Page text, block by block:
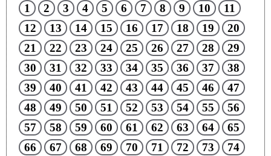
1 2 3 4 5 6 7 8 9 10
11
12
13 14 15 16 17 18 19
20
21
22 23 24 25 26 27 28
29
30
31 32 33 34 35 36 37
38
39
40 41 42 43 44 45 46
47
48
49 50 51 52 53 54 55
56
57
58 59 60 61 62 63 64
65
66
67 68 69 70 71 72 73
74